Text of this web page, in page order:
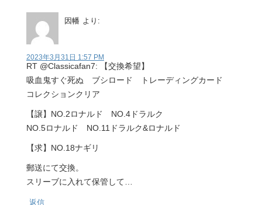
因幡 より:
2023年3月31日 1:57 PM
RT @Classicafan7: 【交換希望】
吸血鬼すぐ死ぬ ブシロード トレーディングカード
コレクションクリア
【譲】NO.2ロナルド NO.4ドラルク
NO.5ロナルド NO.11ドラルク&ロナルド
【求】NO.18ナギリ
郵送にて交換。
スリーブに入れて保管して…
返信